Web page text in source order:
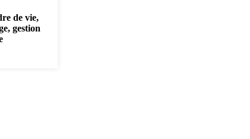
de vie,
gestion